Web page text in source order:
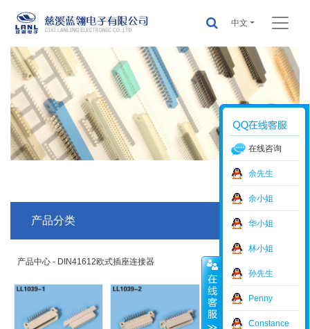
中文
产品分类
产品中心 - DIN41612欧式插座连接器
在线咨询
余先生
余小姐
华小姐
林小姐
孙先生
Penny
Constance